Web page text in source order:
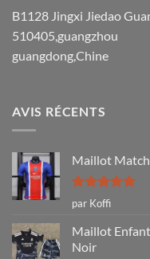
B1128 Jingxi Jiedao
510405,guangzhou
guangdong,Chine
AVIS RÉCENTS
Maillot
Note5sur
5
par Koffi
Maillot
Noir